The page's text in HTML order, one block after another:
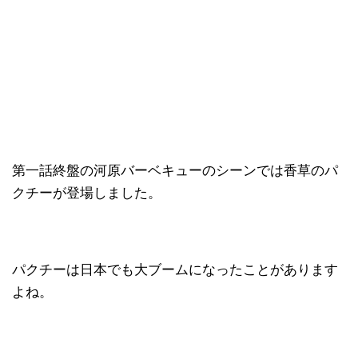
第一話終盤の河原バーベキューのシーンでは香草のパ
クチーが登場しました。
パクチーは日本でも大ブームになったことがあります
よね。